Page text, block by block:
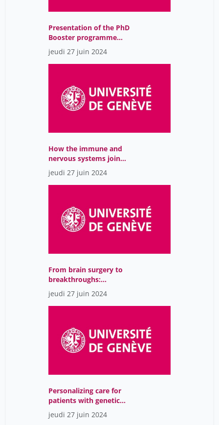
Presentation of the PhD
Booster programme
2024
jeudi 27 juin 2024
How the immune and
nervous systems join
forces to fight leukemia
jeudi 27 juin 2024
From brain surgery to
breakthroughs:
investigating parkinson's
disease with live tissue
jeudi 27 juin 2024
Personalizing care for
patients with genetic
blood clotting disorders
jeudi 27 juin 2024